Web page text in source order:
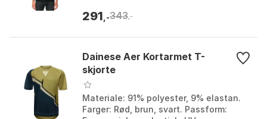
291 ,-343,-
Dainese Aer Kortarmet T-
skjorte
Materiale: 91% polyester, 9% elastan.
Farger: Rød, brun, svart. Passform: